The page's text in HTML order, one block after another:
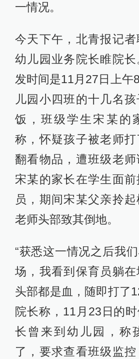
一情况。
今天下午，北青报记
幼儿园业务院长睢院
发时间是11月27日上午
儿园小四班的十几名
饭，班级学生宋某的
称，怀疑孩子被老师
翻看物品，遭班级老师
宋某的家长在学生面
员，期间宋某父亲拎
老师头部致其倒地。
“获悉这一情况之后我
场，我看到保育员躺
头部都是血，随即打了
院长称，11月23日的
长曾来到幼儿园，称
了，要求查看班级监